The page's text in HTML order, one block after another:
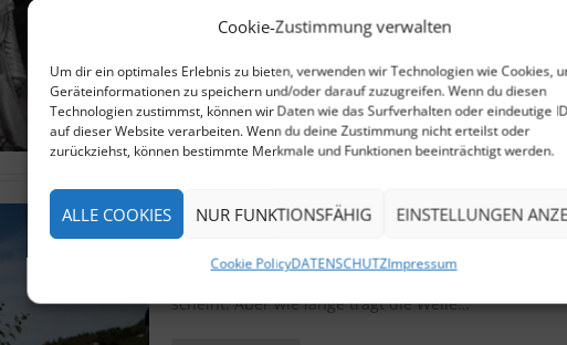
Cookie-Zustimmung verwalten
Um dir ein optimales Erlebnis zu bieten, verwenden wir Technologien wie Cookies,
Geräteinformationen zu speichern und/oder darauf zuzugreifen. Wenn du diesen
Technologien zustimmst, können wir Daten wie das Surfverhalten oder eindeutige
auf dieser Website verarbeiten. Wenn du deine Zustimmung nicht erteilst oder
zurückziehst, können bestimmte Merkmale und Funktionen beeinträchtigt werden.
ALLE COOKIES NUR FUNKTIONSFÄHIG EINSTELLUNGEN
Cookie PolicyDATENSCHUTZImpressum
WEITERLESEN
BÄUME UND MENSCHEN
Was für ein Glück, dass auf die Grünen derzeit die
scheint. Aber wie lange trägt die Welle…